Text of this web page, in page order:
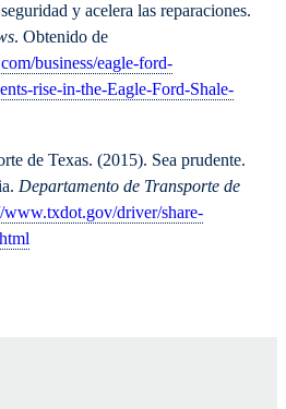
y acelera las reparaciones.
. Obtenido de
business/eagle-ford-
rise-in-the-Eagle-Ford-Shale-
de Texas. (2015). Sea prudente.
Departamento de Transporte de
www.txdot.gov/driver/share-